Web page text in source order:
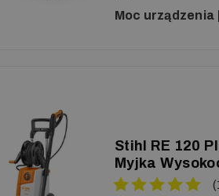
Moc urządzenia
Stihl RE 120
Myjka